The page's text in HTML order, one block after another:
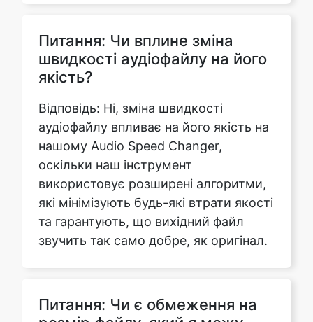
Відповідь: Ні, зміна швидкості
аудіофайлу впливає на його якість на
нашому Audio Speed Changer,
оскільки наш інструмент
використовує розширені алгоритми,
які мінімізують будь-які втрати якості
та гарантують, що вихідний файл
звучить так само добре, як оригінал.
Питання: Чи є обмеження на
Відповідь: Ні, немає обмежень щодо